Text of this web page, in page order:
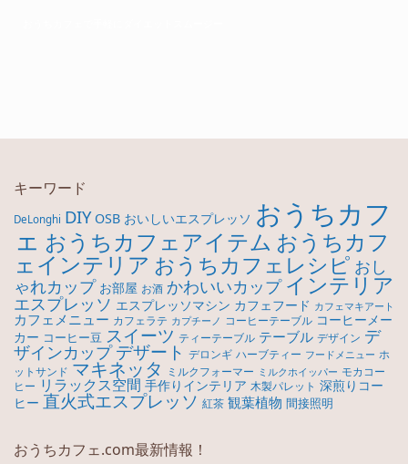
キーワード
DeLonghi DIY OSB おいしいエスプレッソ おうちカフ
ェ おうちカフェアイテム おうちカフ
ェインテリア おうちカフェレシピ おし
ゃれカップ お部屋 お酒 かわいいカップ インテリア
エスプレッソ エスプレッソマシン カフェフード カフェマキアート
カフェメニュー カフェラテ カプチーノ コーヒーテーブル コーヒーメー
カー コーヒー豆 スイーツ ティーテーブル テーブル デザイン デ
ザインカップ デザート デロンギ ハーブティー フードメニュー ホ
ットサンド マキネッタ ミルクフォーマー ミルクホイッパー モカコー
ヒー リラックス空間 手作りインテリア 木製パレット 深煎りコー
ヒー 直火式エスプレッソ 紅茶 観葉植物 間接照明
おうちカフェ.com最新情報！